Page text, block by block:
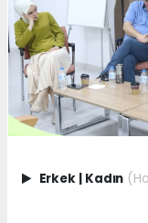
Erkek Kadın